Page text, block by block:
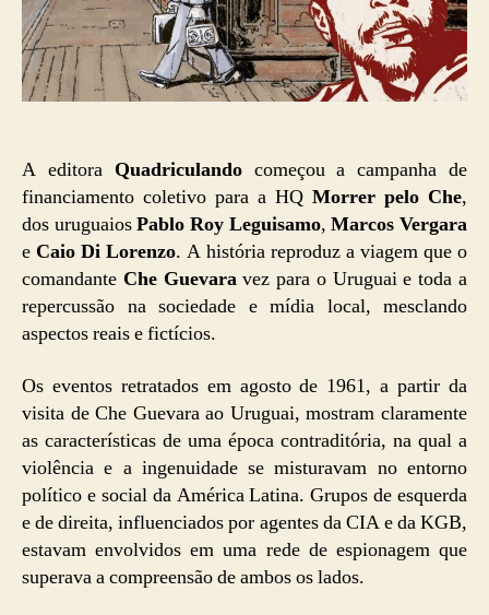
A editora Quadriculandocomeçou a campanha de
financiamento coletivo para a HQ Morrer pelo Che,
dos uruguaiosPablo Roy Leguisamo,Marcos Vergara
e Caio Di Lorenzo. A história reproduz a viagem que o
comandante Che Guevaravez para o Uruguai e toda a
repercussão na sociedade e mídia local, mesclando
aspectos reais e fictícios.
Os eventos retratados em agosto de 1961, a partir da
visita de Che Guevara ao Uruguai, mostram claramente
as características de uma época contraditória, na qual a
violência e a ingenuidade se misturavam no entorno
político e social da América Latina. Grupos de esquerda
e de direita, influenciados por agentes da CIA e da KGB,
estavam envolvidos em uma rede de espionagem que
superava a compreensão de ambos os lados.